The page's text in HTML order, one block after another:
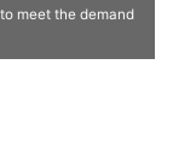
meet the demand